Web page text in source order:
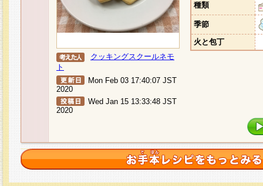
クッキングスクールネモ
ト
Mon Feb 03 17:40:07 JST
2020
Wed Jan 15 13:33:48 JST
2020
種類
季節
火と包丁